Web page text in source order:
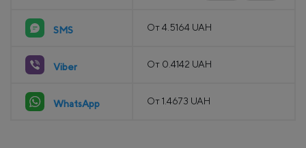
SMS От 4.5164 UAH
Viber От 0.4142 UAH
WhatsApp От 1.4673 UAH